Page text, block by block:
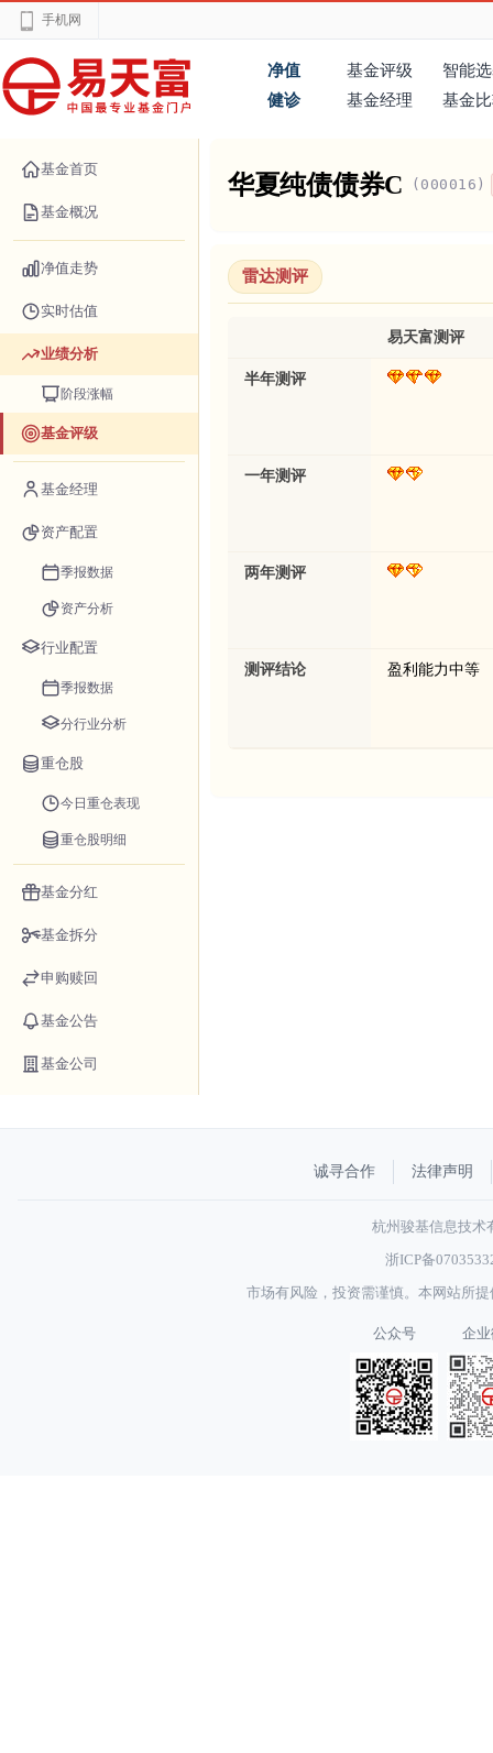
手机网
净值 基金评级
智能
健诊
基金经理 基金
基金首页
基金概况
净值走势
实时估值
业绩分析
阶段涨幅
基金评级
基金经理
资产配置
季报数据
资产分析
行业配置
季报数据
分行业分析
重仓股
今日重仓表现
重仓股明细
基金分红
基金拆分
申购赎回
基金公告
基金公司
华夏纯债债券C (000016)
雷达测评
易天富测评
半年测评
一年测评
两年测评
测评结论 盈利能力中等
诚寻合作 法律声明
杭州骏基信息技术
浙ICP备
市场有风险，投资需谨慎。本网站所
公众号 企